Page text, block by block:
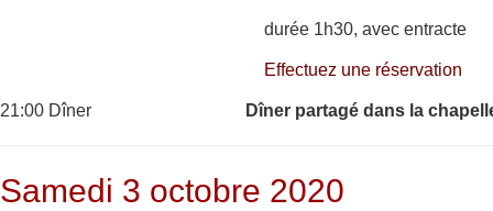
durée 1h30, avec entracte
Effectuez une réservation
21:00 Dîner Dîner partagé dans la
Samedi 3 octobre 2020